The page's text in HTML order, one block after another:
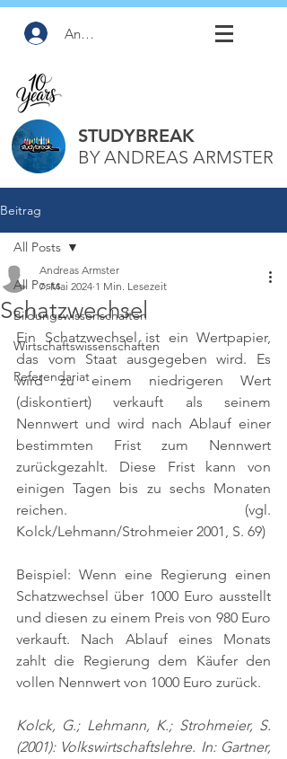
Anmelden
STUDYBREAK
BY ANDREAS ARMSTER
Beitrag
All Posts
Bildungswissenschaften
Wirtschaftswissenschaften
Referendariat
All Posts
Schatzwechsel
Andreas Armster
7. Mai 2024 1 Min. Lesezeit
Ein Schatzwechsel ist ein Wertpapier,
das vom Staat ausgegeben wird. Es
wird zu einem niedrigeren Wert
(diskontiert) verkauft als seinem
Nennwert und wird nach Ablauf einer
bestimmten Frist zum Nennwert
zurückgezahlt. Diese Frist kann von
einigen Tagen bis zu sechs Monaten
reichen. (vgl.
Kolck/Lehmann/Strohmeier 2001, S. 69)
Beispiel: Wenn eine Regierung einen
Schatzwechsel über 1000 Euro ausstellt
und diesen zu einem Preis von 980 Euro
verkauft. Nach Ablauf eines Monats
zahlt die Regierung dem Käufer den
vollen Nennwert von 1000 Euro zurück.
Kolck, G.; Lehmann, K.; Strohmeier, S.
(2001): Volkswirtschaftslehre. In: Gartner,